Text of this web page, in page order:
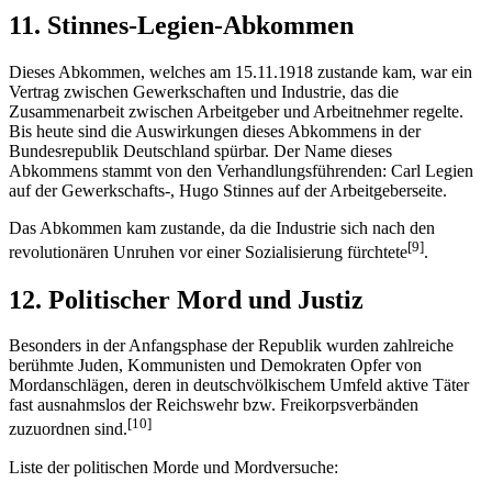
11. Stinnes-Legien-Abkommen
Dieses Abkommen, welches am 15.11.1918 zustande kam, war ein
Vertrag zwischen Gewerkschaften und Industrie, das die
Zusammenarbeit zwischen Arbeitgeber und Arbeitnehmer regelte.
Bis heute sind die Auswirkungen dieses Abkommens in der
Bundesrepublik Deutschland spürbar. Der Name dieses
Abkommens stammt von den Verhandlungsführenden: Carl Legien
auf der Gewerkschafts-, Hugo Stinnes auf der Arbeitgeberseite.
Das Abkommen kam zustande, da die Industrie sich nach den
revolutionären Unruhen vor einer Sozialisierung fürchtete[9].
12. Politischer Mord und Justiz
Besonders in der Anfangsphase der Republik wurden zahlreiche
berühmte Juden, Kommunisten und Demokraten Opfer von
Mordanschlägen, deren in deutschvölkischem Umfeld aktive Täter
fast ausnahmslos der Reichswehr bzw. Freikorpsverbänden
zuzuordnen sind.[10]
Liste der politischen Morde und Mordversuche: